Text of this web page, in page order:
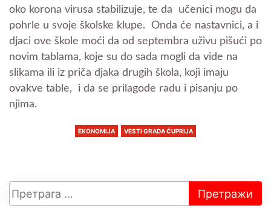
oko korona virusa stabilizuje, te da učenici mogu da
pohrle u svoje školske klupe.
Onda će nastavnici, a i
djaci ove škole moći da od septembra uživu pišući po
novim tablama, koje su do sada mogli da vide na
slikama ili iz priča djaka drugih škola, koji imaju
ovakve table, i da se prilagode radu i pisanju po
njima.
EKONOMIJA VESTI GRADA ĆUPRIJA